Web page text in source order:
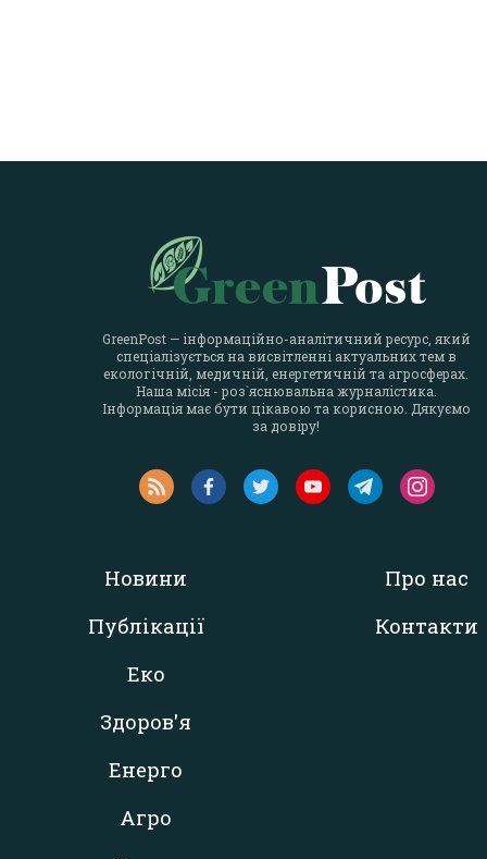
GreenPost — інформаційно-аналітичний ресурс, який
спеціалізується на висвітленні актуальних тем в
екологічній, медичній, енергетичній та агросферах.
Наша місія - роз`яснювальна журналістика.
Інформація має бути цікавою та корисною. Дякуємо
за довіру!
Новини
Публікації
Еко
Здоров'я
Енерго
Агро
Про нас
Контакти